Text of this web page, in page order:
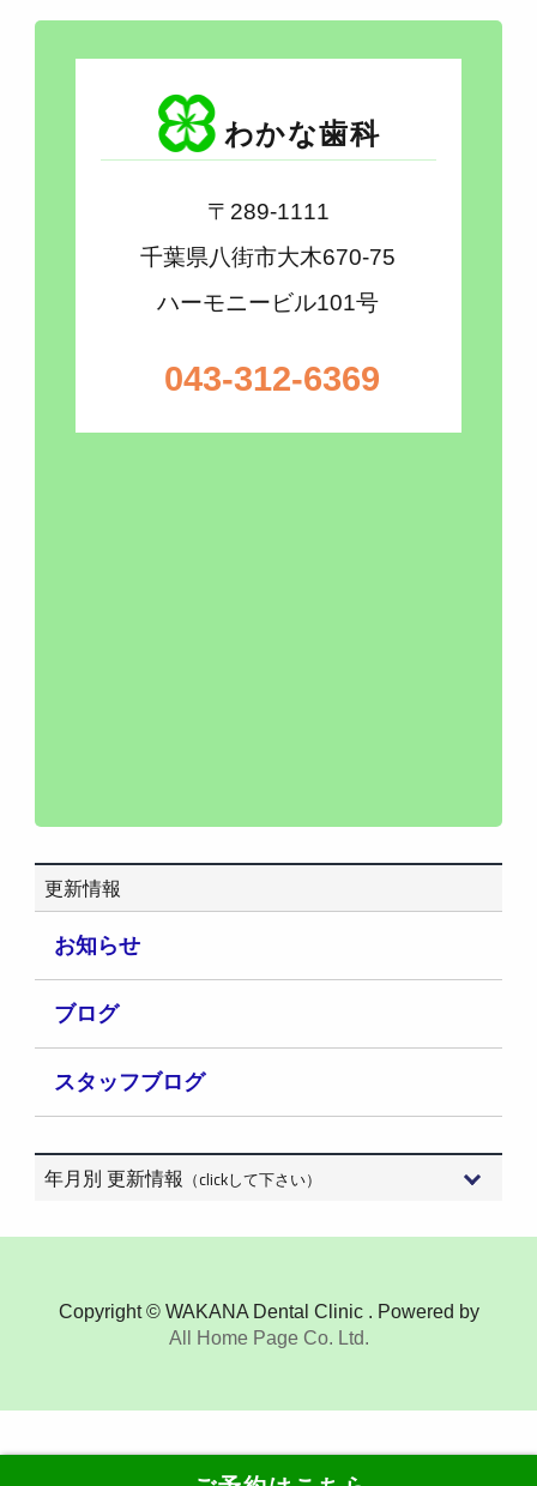
わかな歯科
〒289-1111
千葉県八街市大木670-75
ハーモニービル101号
043-312-6369
更新情報
お知らせ
ブログ
スタッフブログ
年月別 更新情報 （clickして下さい）
2026年8月 (3)
2026年7月 (15)
Copyright © WAKANA Dental Clinic . Powered by
All Home Page Co. Ltd.